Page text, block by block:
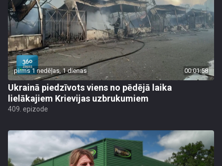
pirms 1 nedēļas, 1 dienas 00:01:58
Ukrainā piedzīvots viens no pēdējā laika
lielākajiem Krievijas uzbrukumiem
409. epizode